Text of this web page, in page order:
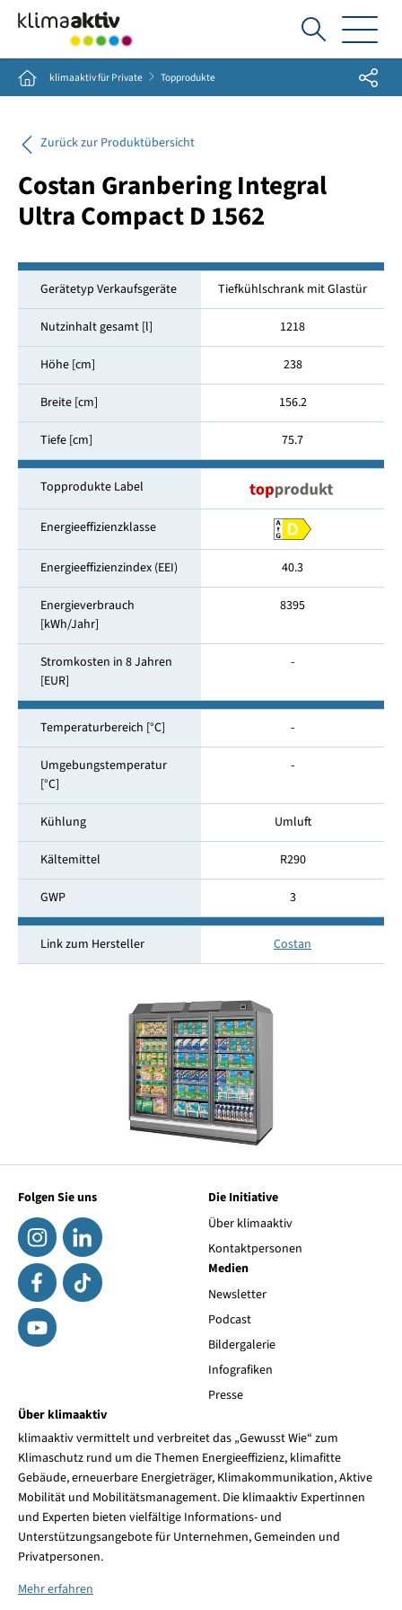
Ich
suche...
Home klimaaktiv für Private Topprodukte Share
Zurück zur Produktübersicht
Costan Granbering Integral
Ultra Compact D 1562
Gerätetyp Verkaufsgeräte Tiefkühlschrank mit Glastür
Nutzinhalt gesamt [l] 1218
Höhe [cm] 238
Breite [cm] 156.2
Tiefe [cm] 75.7
Topprodukte Label
Energieeffizienzklasse
Energieeffizienzindex (EEI) 40.3
Energieverbrauch
[kWh/Jahr]
8395
Stromkosten in 8 Jahren
[EUR]
-
Temperaturbereich [°C] -
Umgebungstemperatur
[°C]
-
Kühlung Umluft
Kältemittel R290
GWP 3
Link zum Hersteller Costan
Folgen Sie uns
Die Initiative
Über klimaaktiv
Kontaktpersonen
Medien
Newsletter
Podcast
Bildergalerie
Infografiken
Presse
Über klimaaktiv
klimaaktiv vermittelt und verbreitet das „Gewusst Wie“ zum
Klimaschutz rund um die Themen Energieeffizienz, klimafitte
Gebäude, erneuerbare Energieträger, Klimakommunikation, Aktive
Mobilität und Mobilitätsmanagement. Die klimaaktiv Expertinnen
und Experten bieten vielfältige Informations- und
Unterstützungsangebote für Unternehmen, Gemeinden und
Privatpersonen.
Mehr erfahren